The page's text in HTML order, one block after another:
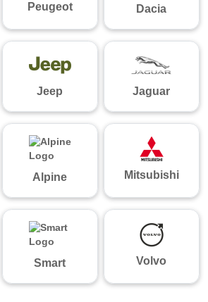
Peugeot Dacia
Jeep Jaguar
Alpine Mitsubishi
Smart Volvo